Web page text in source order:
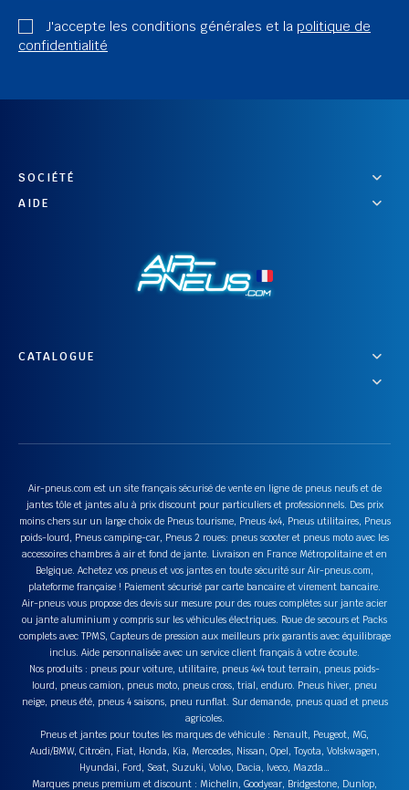
J'accepte les conditions générales et la politique de
confidentialité
SOCIÉTÉ
AIDE
CATALOGUE
Air-pneus.com est un site français sécurisé de vente en ligne de pneus neufs et de
jantes tôle et jantes alu à prix discount pour particuliers et professionnels. Des prix
moins chers sur un large choix de Pneus tourisme, Pneus 4x4, Pneus utilitaires, Pneus
poids-lourd, Pneus camping-car, Pneus 2 roues: pneus scooter et pneus moto avec les
accessoires chambres à air et fond de jante. Livraison en France Métropolitaine et en
Belgique. Achetez vos pneus et vos jantes en toute sécurité sur Air-pneus.com,
plateforme française ! Paiement sécurisé par carte bancaire et virement bancaire.
Air-pneus vous propose des devis sur mesure pour des roues complètes sur jante acier
ou jante aluminium y compris sur les véhicules électriques. Roue de secours et Packs
complets avec TPMS, Capteurs de pression aux meilleurs prix garantis avec équilibrage
inclus. Aide personnalisée avec un service client français à votre écoute.
Nos produits : pneus pour voiture, utilitaire, pneus 4x4 tout terrain, pneus poids-
lourd, pneus camion, pneus moto, pneus cross, trial, enduro. Pneus hiver, pneu
neige, pneus été, pneus 4 saisons, pneu runflat. Sur demande, pneus quad et pneus
agricoles.
Pneus et jantes pour toutes les marques de véhicule : Renault, Peugeot, MG,
Audi/BMW, Citroën, Fiat, Honda, Kia, Mercedes, Nissan, Opel, Toyota, Volskwagen,
Hyundai, Ford, Seat, Suzuki, Volvo, Dacia, Iveco, Mazda…
Marques pneus premium et discount : Michelin, Goodyear, Bridgestone, Dunlop,